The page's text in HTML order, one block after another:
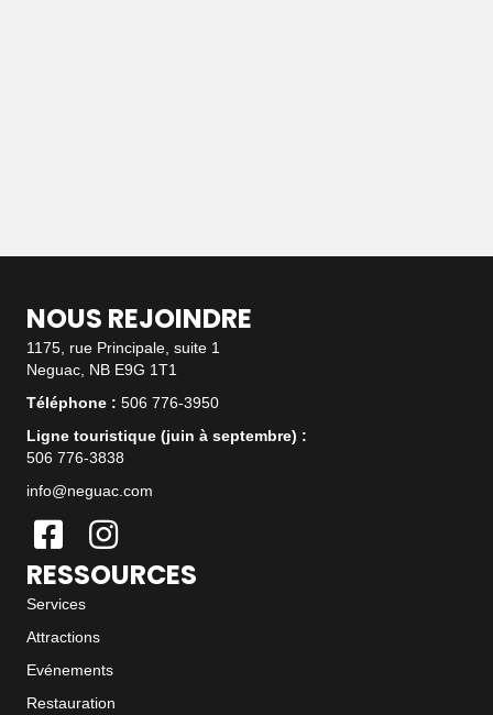
NOUS REJOINDRE
1175, rue Principale, suite 1
Neguac, NB E9G 1T1
Téléphone : 506 776-3950
Ligne touristique (juin à septembre) :
506 776-3838
info@neguac.com
RESSOURCES
Services
Attractions
Evénements
Restauration